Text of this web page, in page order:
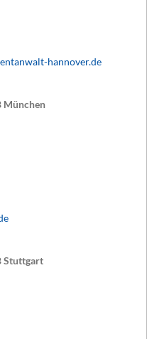
hannover.de
München
Stuttgart